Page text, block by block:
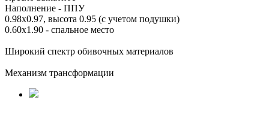
Наполнение - ППУ
0.98х0.97, высота 0.95 (с учетом подушки)
0.60х1.90 - спальное место
Широкий спектр обивочных материалов
Механизм трансформации